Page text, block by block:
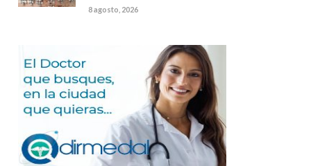
8 agosto, 2026